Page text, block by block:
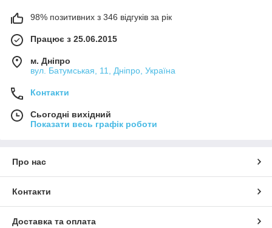
98% позитивних з 346 відгуків за рік
Працює з 25.06.2015
м. Дніпро
вул. Батумськая, 11, Дніпро, Україна
Контакти
Сьогодні вихідний
Показати весь графік роботи
Про нас
Контакти
Доставка та оплата